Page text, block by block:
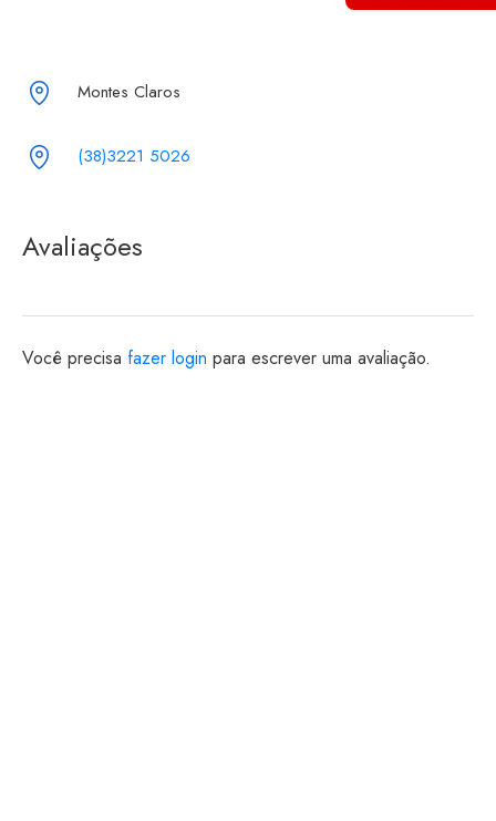
Montes Claros
(38)3221 5026
Avaliações
Você precisa fazer login para escrever uma avaliação.